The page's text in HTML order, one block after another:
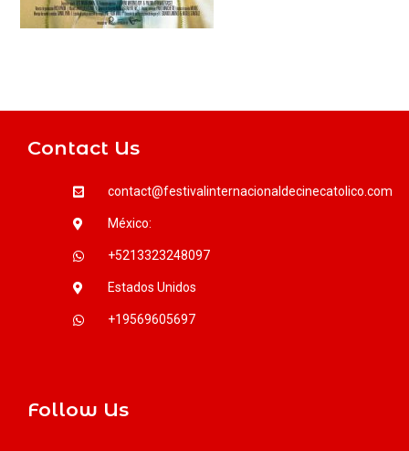
Contact Us
contact@festivalinternacionaldecinecatolico.com
México:
+5213323248097
Estados Unidos
+19569605697
Follow Us